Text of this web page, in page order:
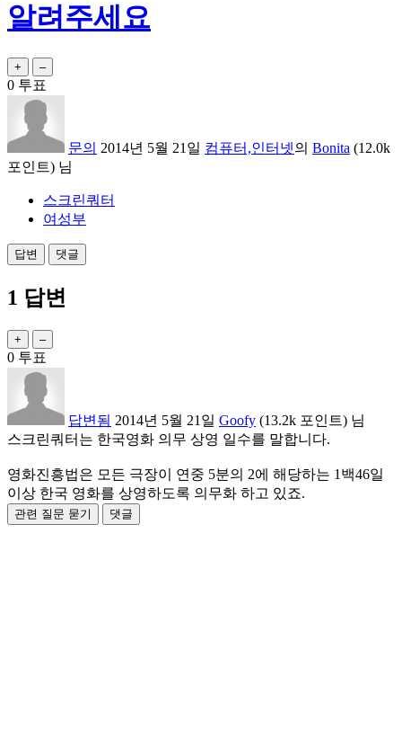
알려주세요
0 투표
문의 2014년 5월 21일 컴퓨터,인터넷의 Bonita (12.0k
포인트) 님
스크린쿼터
여성부
1 답변
0 투표
답변됨 2014년 5월 21일 Goofy (13.2k 포인트) 님
스크린쿼터는 한국영화 의무 상영 일수를 말합니다.
영화진흥법은 모든 극장이 연중 5분의 2에 해당하는 1백46일
이상 한국 영화를 상영하도록 의무화 하고 있죠.